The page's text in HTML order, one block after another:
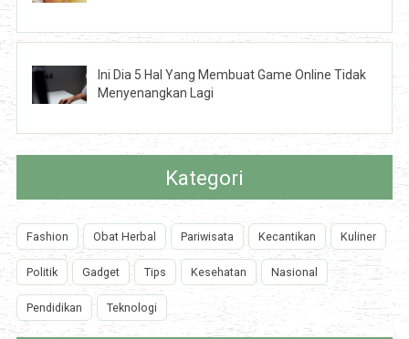
Ini Dia 5 Hal Yang Membuat Game Online Tidak
Menyenangkan Lagi
Kategori
Fashion Obat Herbal Pariwisata Kecantikan Kuliner
Politik Gadget Tips Kesehatan Nasional
Pendidikan Teknologi